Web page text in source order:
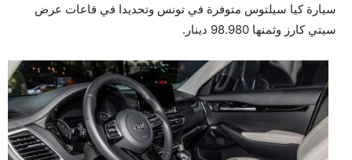
سيارة كيا سيلتوس متوفرة في تونس وتحديدا في قاعات عرض
سيتي كارز وثمنها 98.980 دينار.